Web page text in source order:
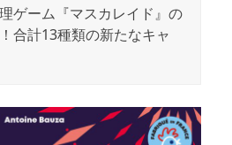
ゲーム『マスカレイド』の
合計13種類の新たなキャ